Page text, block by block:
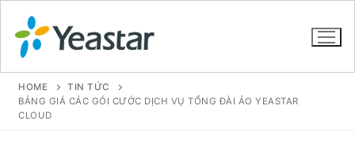
HOME
TIN TỨC
BẢNG GIÁ CÁC GÓI CƯỚC DỊCH VỤ TỔNG ĐÀI ẢO YEASTAR
CLOUD